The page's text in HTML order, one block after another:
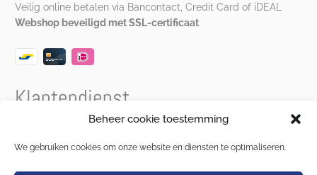
Beheer cookie toestemming
We gebruiken cookies om onze website en diensten te optimaliseren.
Veilig online betalen via Bancontact, Credit Card of iDEAL
Webshop beveiligd met SSL-certificaat
Klantendienst
Bereikbaar van maandag t.e.m. vrijdag van 9u30 – 12u00 en
van 13u00 – 17u00 via katrien@musineenplas.beof